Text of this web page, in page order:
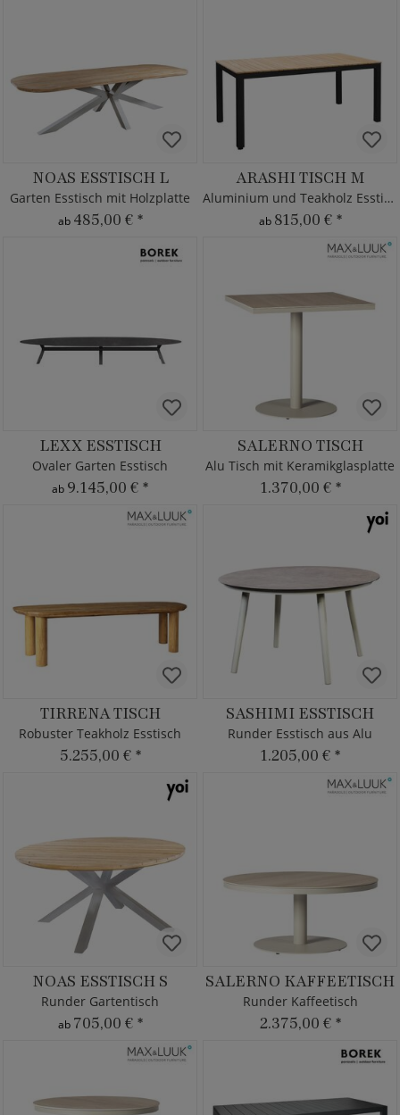
NOAS ESSTISCH L
Garten Esstisch mit Holzplatte
ab 485,00 € *
ARASHI TISCH M
Aluminium und Teakholz Esstisch
ab 815,00 € *
LEXX ESSTISCH
Ovaler Garten Esstisch
ab 9.145,00 € *
SALERNO TISCH
Alu Tisch mit Keramikglasplatte
1.370,00 € *
TIRRENA TISCH
Robuster Teakholz Esstisch
5.255,00 € *
SASHIMI ESSTISCH
Runder Esstisch aus Alu
1.205,00 € *
NOAS ESSTISCH S
Runder Gartentisch
ab 705,00 € *
SALERNO KAFFEETISCH
Runder Kaffeetisch
2.375,00 € *